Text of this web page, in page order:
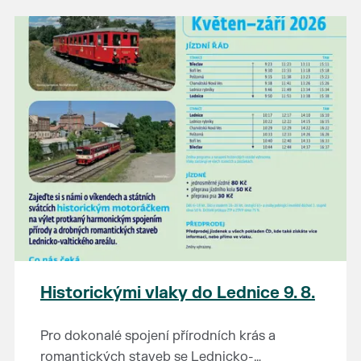
Prodejce prosíme tradičně o příchod 30
minut před začátkem, aby si vše na
prodejních místech stihli přichystat. Pokud
plánujete přijít a chcete rezervovat prodejní
místo, potvrďte prosím účast přes email
petr.vlasak@breclav.eu nebo zde v události,
ať víme, s kolika lidmi máme počítat. Počet
prodejních míst je omezen.
Těšíme se jako vždy!
Historickými vlaky do Lednice 9. 8.
Pro dokonalé spojení přírodních krás a
romantických staveb se Lednicko-